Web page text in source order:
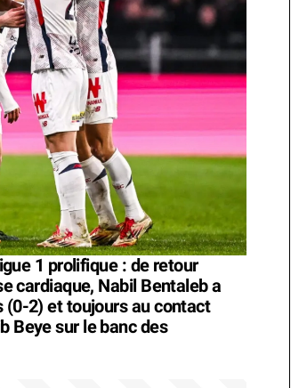
1 prolifique : de retour
cardiaque, Nabil Bentaleb a
(0-2) et toujours au contact
Beye sur le banc des